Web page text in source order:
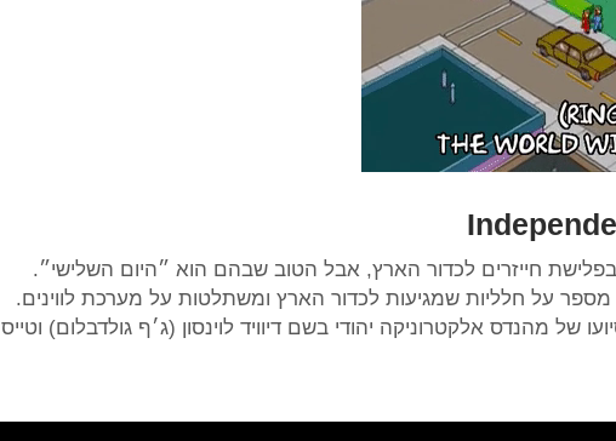
חייזרים לכדור הארץ, אבל הטוב שבהם הוא ״היום השלישי״.
על חלליות שמגיעות לכדור הארץ ומשתלטות על מערכת לווינים.
של מהנדס אלקטרוניקה יהודי בשם דיוויד לוינסון (ג׳ף גולדבלום) וטייס